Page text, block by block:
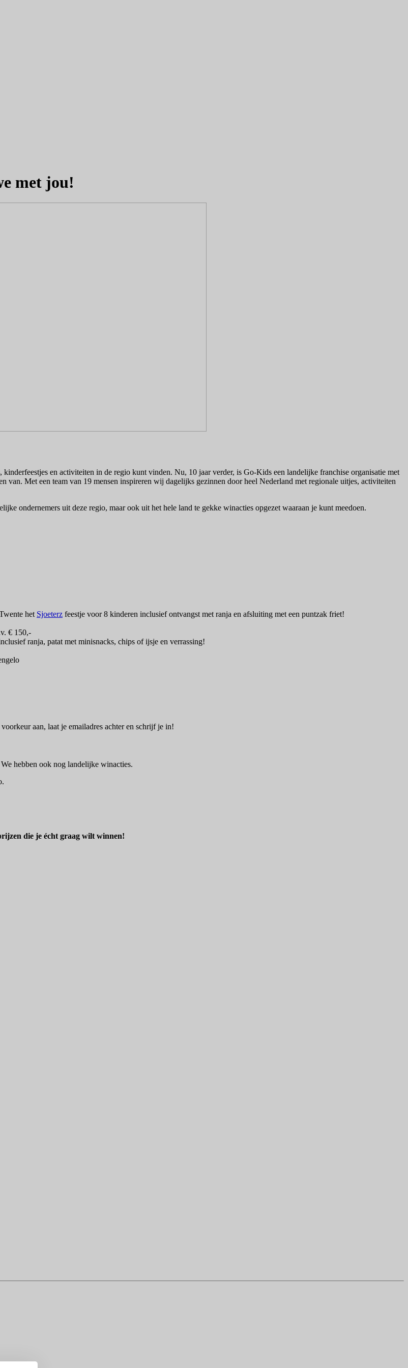
met jou!
en activiteiten in de regio kunt vinden. Nu, 10 jaar verder, is Go-Kids een landelijke franchise organisatie met
Met een team van 19 mensen inspireren wij dagelijks gezinnen door heel Nederland met regionale uitjes, activiteiten
ondernemers uit deze regio, maar ook uit het hele land te gekke winacties opgezet waaraan je kunt meedoen.
het Sjoeterz feestje voor 8 kinderen inclusief ontvangst met ranja en afsluiting met een puntzak friet!
€ 150,-
ranja, patat met minisnacks, chips of ijsje en verrassing!
aan, laat je emailadres achter en schrijf je in!
hebben ook nog landelijke winacties.
die je écht graag wilt winnen!